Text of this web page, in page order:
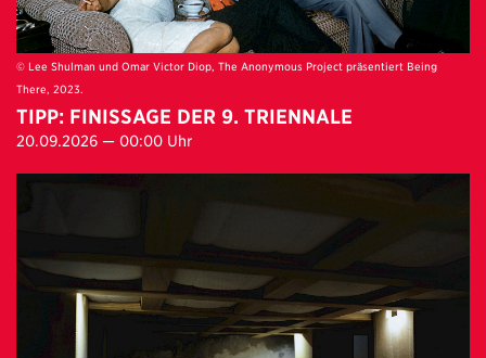
© Lee Shulman und Omar Victor Diop, The Anonymous Project präsentiert Being
There, 2023.
TIPP: FINISSAGE DER 9. TRIENNALE
20.09.2026 — 00:00 Uhr